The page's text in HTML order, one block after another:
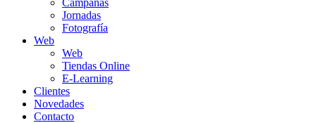
Campañas
Jornadas
Fotografía
Web
Web
Tiendas Online
E-Learning
Clientes
Novedades
Contacto